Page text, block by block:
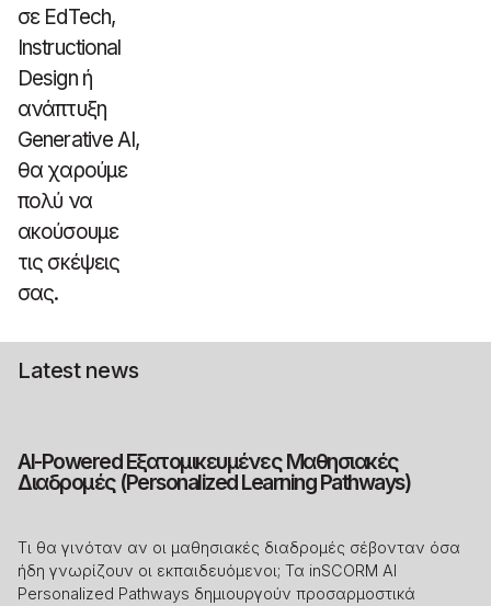
σε EdTech,
Instructional
Design ή
ανάπτυξη
Generative AI,
θα χαρούμε
πολύ να
ακούσουμε
τις σκέψεις
σας.
Latest news
AI-Powered Εξατομικευμένες Μαθησιακές
Διαδρομές (Personalized Learning Pathways)
Τι θα γινόταν αν οι μαθησιακές διαδρομές σέβονταν όσα
ήδη γνωρίζουν οι εκπαιδευόμενοι; Τα inSCORM AI
Personalized Pathways δημιουργούν προσαρμοστικά